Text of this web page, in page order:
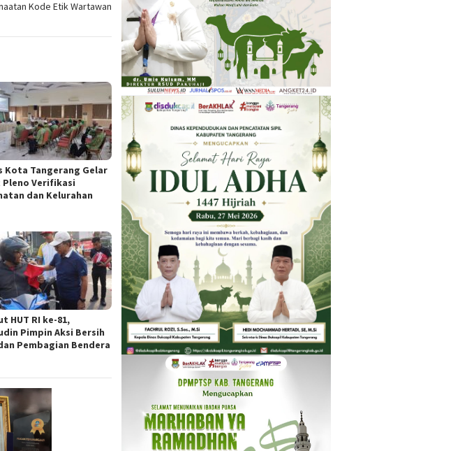
Kode Etik Wartawan
Kota Tangerang Gelar
Pleno Verifikasi
dan Kelurahan
HUT RI ke-81,
Pimpin Aksi Bersih
Pembagian Bendera